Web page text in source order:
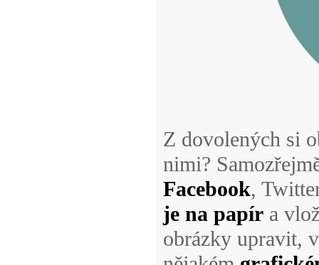
Z dovolených si
nimi?
Facebook,
je na papír a
obrázky upravit,